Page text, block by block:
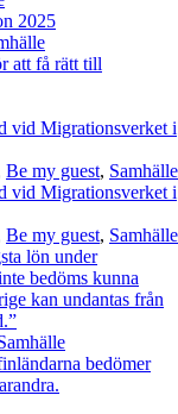
2025
att få rätt till
vid Migrationsverket i
Be my guest, Samhälle
vid Migrationsverket i
Be my guest, Samhälle
lön under
bedöms kunna
kan undantas från
bedömer